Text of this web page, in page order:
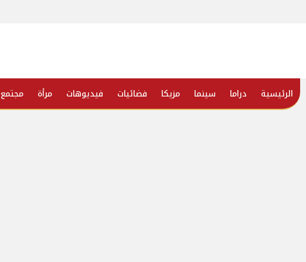
الرئيسية دراما سينما مزيكا فضائيات فيديوهات مرأة مجتمع